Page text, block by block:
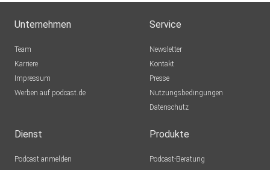
Unternehmen
Team
Karriere
Impressum
Werben auf podcast.de
Service
Newsletter
Kontakt
Presse
Nutzungsbedingungen
Datenschutz
Dienst
Podcast anmelden
Produkte
Podcast-Beratung